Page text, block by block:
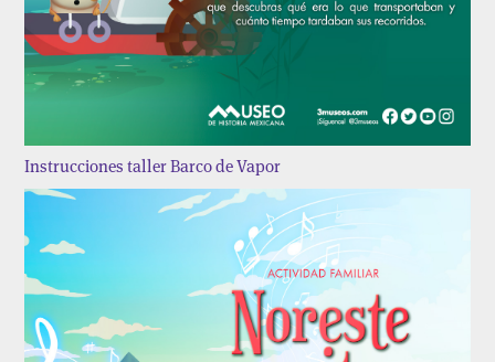
Instrucciones taller Barco de Vapor